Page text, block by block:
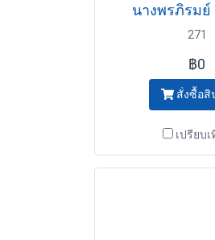
นางพรภิรม
271
฿0
สั่งซื้อสิ
เปรียบ